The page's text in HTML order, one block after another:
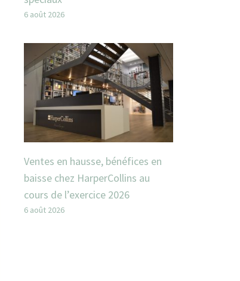
6 août 2026
Ventes en hausse, bénéfices en
baisse chez HarperCollins au
cours de l’exercice 2026
6 août 2026